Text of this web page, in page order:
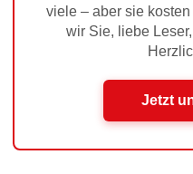
viele – aber sie
wir Sie, liebe
Jetzt